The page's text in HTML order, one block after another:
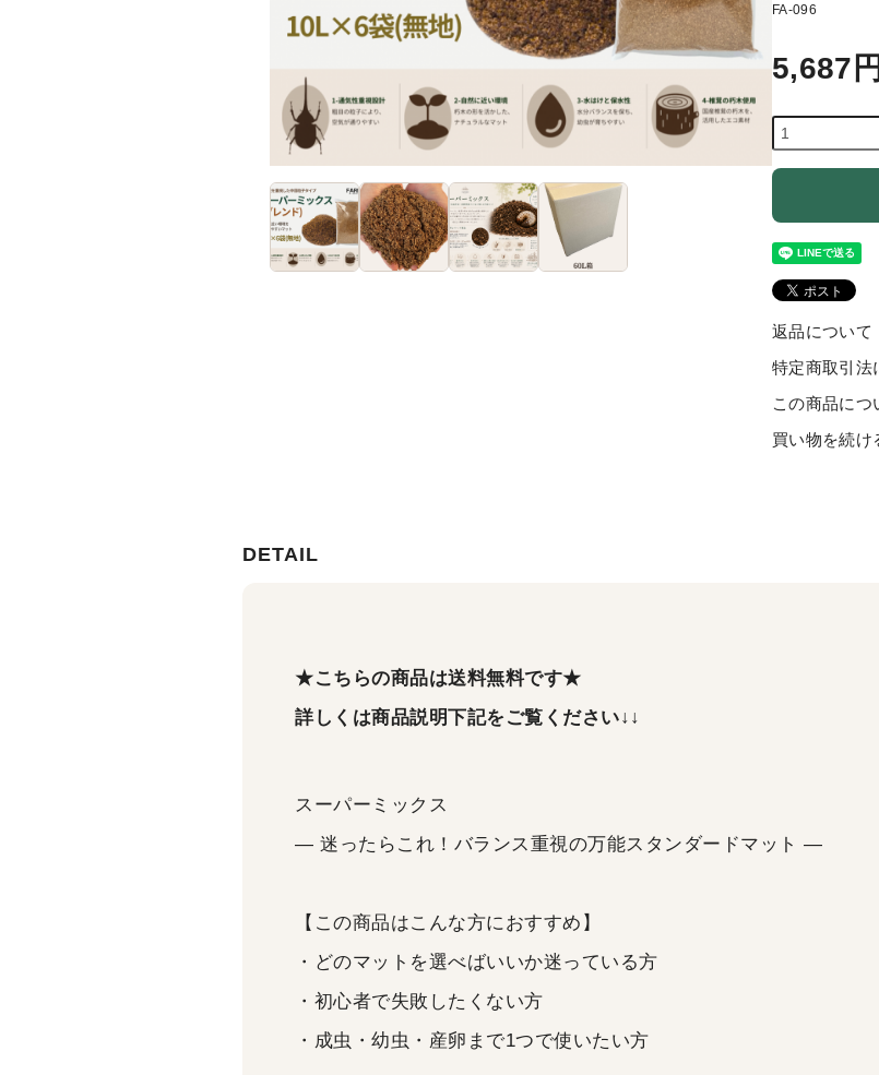
FA-096
5,687
返品について
特定商取引法
この商品につ
買い物を続け
DETAIL
★こちらの商品は送料無料です★
詳しくは商品説明下記をご覧ください↓↓
スーパーミックス
― 迷ったらこれ！バランス重視の万能スタンダードマット ―
【この商品はこんな方におすすめ】
・どのマットを選べばいいか迷っている方
・初心者で失敗したくない方
・成虫・幼虫・産卵まで1つで使いたい方